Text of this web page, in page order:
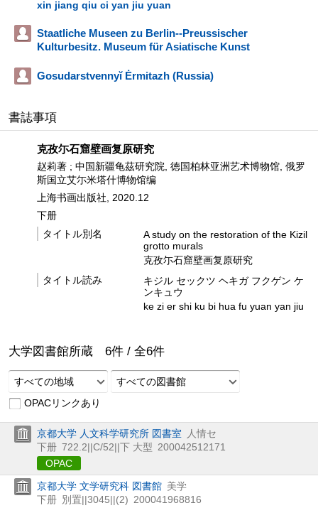
xin jiang qiu ci yan jiu yuan
Staatliche Museen zu Berlin--Preussischer
Kulturbesitz. Museum für Asiatische Kunst
Gosudarstvennyĭ Ėrmitazh (Russia)
書誌事項
克孜尓石窟壁画复原研究
赵莉著 ; 中国新疆龟茲研究院, 徳国柏林亚洲艺术博物馆, 俄罗
斯国立艾尓米塔什博物馆编
上海书画出版社, 2020.12
下册
タイトル別名
A study on the restoration of the Kizil
grotto murals
克孜尓石窟壁画复原研究
タイトル読み
キジル セックツ ヘキガ フクゲン ケ
ンキュウ
ke zi er shi ku bi hua fu yuan yan jiu
大学図書館所蔵 6件 / 全6件
すべての地域
すべての図書館
OPACリンクあり
京都大学 人文科学研究所 図書室
人情セ
下册 722.2||C/52||下 大型 200042512171
OPAC
京都大学 文学研究科 図書館 美学
下册 別置||3045||(2) 200041968816